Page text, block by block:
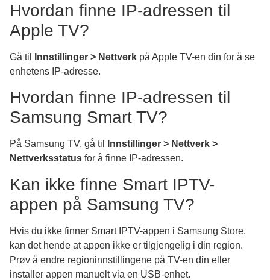
Hvordan finne IP-adressen til
Apple TV?
Gå til Innstillinger > Nettverk på Apple TV-en din for å se
enhetens IP-adresse.
Hvordan finne IP-adressen til
Samsung Smart TV?
På Samsung TV, gå til
Innstillinger > Nettverk >
Nettverksstatus for å finne IP-adressen.
Kan ikke finne Smart IPTV-
appen på Samsung TV?
Hvis du ikke finner Smart IPTV-appen i Samsung Store,
kan det hende at appen ikke er tilgjengelig i din region.
Prøv å endre regioninnstillingene på TV-en din eller
installer appen manuelt via en USB-enhet.